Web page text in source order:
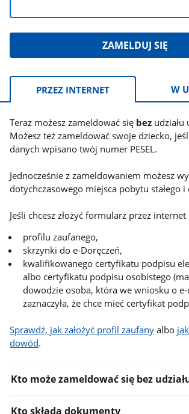
ZAMELDUJ SIĘ
Informacje:
PRZEZ INTERNET W
Teraz możesz zameldować się bez udziału
Możesz też zameldować swoje dziecko,
danych wpisano twój numer PESEL.
Jednocześnie z zameldowaniem możesz
dotychczasowego miejsca pobytu stałego i
Jeśli chcesz złożyć formularz przez
profilu zaufanego,
skrzynki do e-Doręczeń,
kwalifikowanego certyfikatu podpisu
albo certyfikatu podpisu osobistego
dowodzie osoba, która we wniosku o
zaznaczyła, że chce mieć certyfikat
Sprawdź, jak założyć profil zaufany albo
dowód.
Kto może zameldować się bez
Kto składa dokumenty